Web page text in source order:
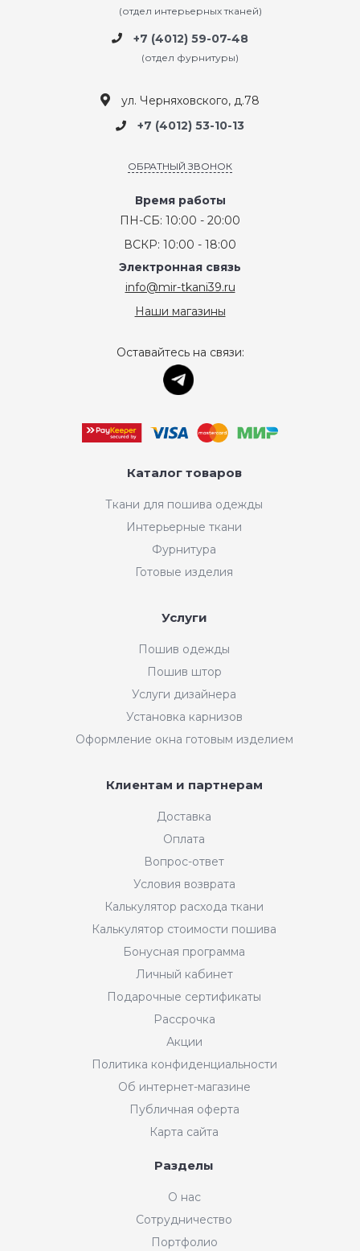
(отдел интерьерных тканей)
+7 (4012) 59-07-48
(отдел фурнитуры)
ул. Черняховского, д.78
+7 (4012) 53-10-13
ОБРАТНЫЙ ЗВОНОК
Время работы
ПН-СБ: 10:00 - 20:00
ВСКР: 10:00 - 18:00
Электронная связь
info@mir-tkani39.ru
Наши магазины
Оставайтесь на связи:
Каталог товаров
Ткани для пошива одежды
Интерьерные ткани
Фурнитура
Готовые изделия
Услуги
Пошив одежды
Пошив штор
Услуги дизайнера
Установка карнизов
Оформление окна готовым изделием
Клиентам и партнерам
Доставка
Оплата
Вопрос-ответ
Условия возврата
Калькулятор расхода ткани
Калькулятор стоимости пошива
Бонусная программа
Личный кабинет
Подарочные сертификаты
Рассрочка
Акции
Политика конфиденциальности
Об интернет-магазине
Публичная оферта
Карта сайта
Разделы
О нас
Сотрудничество
Портфолио